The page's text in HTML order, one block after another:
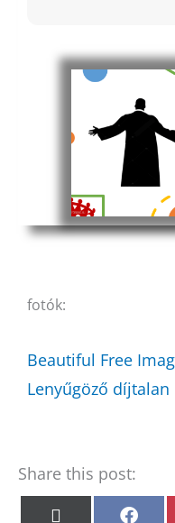
fotók:
Beautiful Free
Lenyűgöző
Share this post: